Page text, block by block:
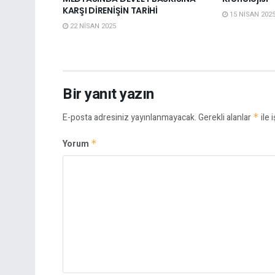
KARŞI DİRENİŞİN TARİHİ
22 NISAN 2025
15 NISAN 2025
Bir yanıt yazın
E-posta adresiniz yayınlanmayacak.Gerekli alanlar * ile
Yorum *